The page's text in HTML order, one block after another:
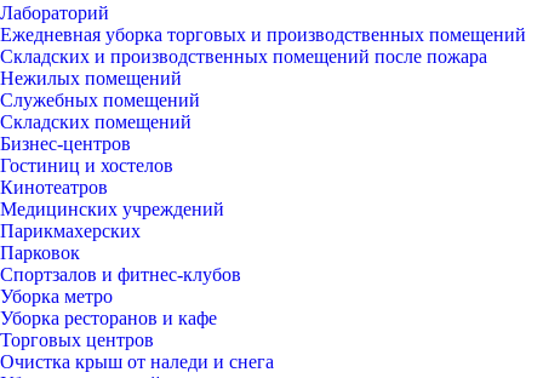
Лабораторий
Ежедневная уборка торговых и производственных помещений
Складских и производственных помещений после пожара
Нежилых помещений
Служебных помещений
Складских помещений
Бизнес-центров
Гостиниц и хостелов
Кинотеатров
Медицинских учреждений
Парикмахерских
Парковок
Спортзалов и фитнес-клубов
Уборка метро
Уборка ресторанов и кафе
Торговых центров
Очистка крыш от наледи и снега